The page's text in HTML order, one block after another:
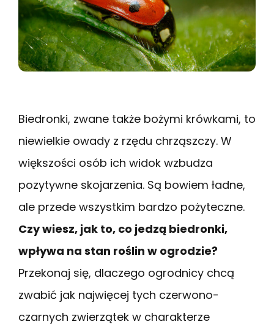
Biedronki, zwane także bożymi krówkami, to
niewielkie owady z rzędu chrząszczy. W
większości osób ich widok wzbudza
pozytywne skojarzenia. Są bowiem ładne,
ale przede wszystkim bardzo pożyteczne.
Czy wiesz, jak to, co jedzą biedronki,
wpływa na stan roślin w ogrodzie?
Przekonaj się, dlaczego ogrodnicy chcą
zwabić jak najwięcej tych czerwono-
czarnych zwierzątek w charakterze